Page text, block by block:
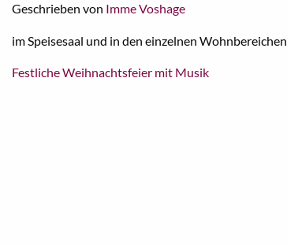
Geschrieben von Imme Voshage
im Speisesaal und in den einzelnen Wohnbereichen
Beitragsnavigation
Festliche Weihnachtsfeier mit Musik